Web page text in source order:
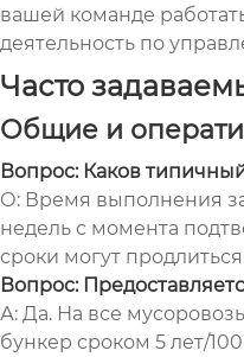
вашей команде
деятельность по
Часто
Общие и
Вопрос: Каков
О: Время выполнения
недель с момента
сроки могут
Вопрос:
А: Да. На все
бункер сроком 5 лет/